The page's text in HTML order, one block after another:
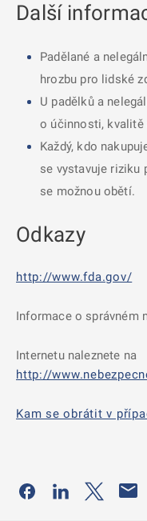
Další
Padělané a
hrozbu pro lidské
U padělků a
o účinnosti, kvalitě
Každý, kdo
se vystavuje riziku
se možnou obětí.
Odkazy
http://www.fda.gov/
Informace o správném
Internetu naleznete na
http://
Kam se obrátit v
Odkaz se otevře
Odkaz se